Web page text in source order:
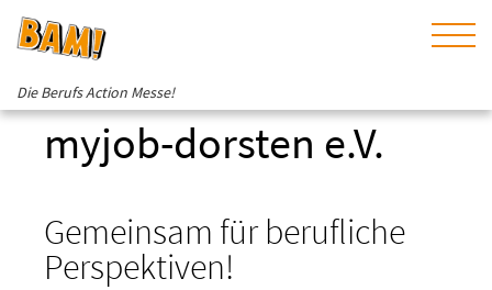
Die Berufs Action Messe!
myjob-dorsten e.V.
Gemeinsam für berufliche
Perspektiven!